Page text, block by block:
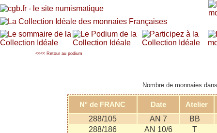
<<<< Retour au podium
Nombre de monnaies
N° de FRANC Date
Atelier
288/105
AN 7
BB
288/186
AN 10/6
T